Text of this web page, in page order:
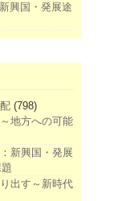
興国・発展途
(798)
地方への可能
新興国・発展
出す～新時代